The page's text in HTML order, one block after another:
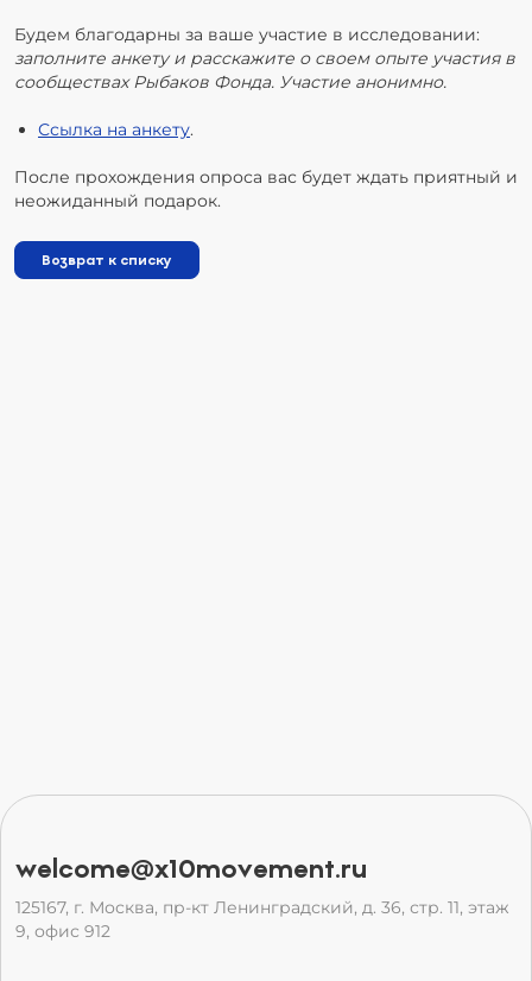
Будем благодарны за ваше участие в исследовании:
заполните анкету и расскажите о своем опыте участия в
сообществах Рыбаков Фонда. Участие анонимно.
Ссылка на анкету.
После прохождения опроса вас будет ждать приятный и
неожиданный подарок.
Возврат к списку
welcome@x10movement.ru
125167, г. Москва, пр-кт Ленинградский, д. 36, стр. 11, этаж
9, офис 912